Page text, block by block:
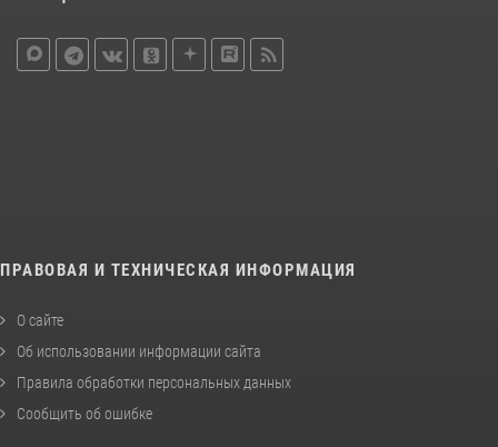
ПРАВОВАЯ И ТЕХНИЧЕСКАЯ ИНФОРМАЦИЯ
О сайте
Об использовании информации сайта
Правила обработки персональных данных
Сообщить об ошибке